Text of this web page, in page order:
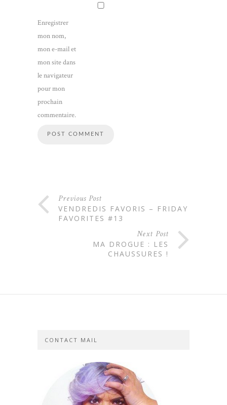
Enregistrer
mon nom,
mon e-mail et
mon site dans
le navigateur
pour mon
prochain
commentaire.
Previous Post
VENDREDIS FAVORIS – FRIDAY
FAVORITES #13
Next Post
MA DROGUE : LES
CHAUSSURES !
CONTACT MAIL